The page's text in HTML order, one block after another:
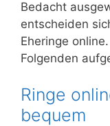
Bedacht
entscheiden
Eheringe
Folgenden
Ringe
bequem